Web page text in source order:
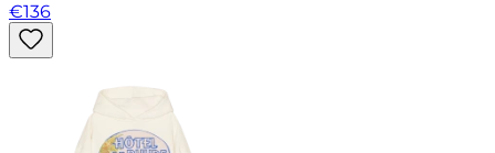
€136